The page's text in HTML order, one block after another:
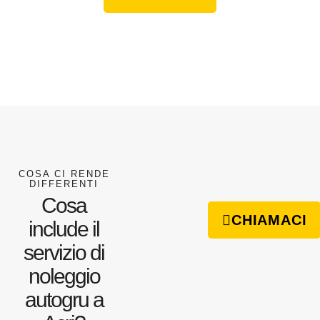
COSA CI RENDE
DIFFERENTI
Cosa
include il
servizio di
noleggio
autogru a
CHIAMACI